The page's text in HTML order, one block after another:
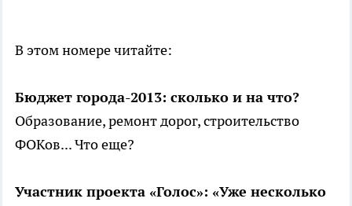
В этом номере читайте:
Бюджет города-2013: сколько и на что?
Образование, ремонт дорог, строительство
ФОКов... Что еще?
Участник проекта «Голос»: «Уже несколько